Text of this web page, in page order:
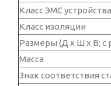
Класс ЭМС устройства
Класс изоляции
Размеры (Д x Ш x В; с
Масса
Знак соответствия